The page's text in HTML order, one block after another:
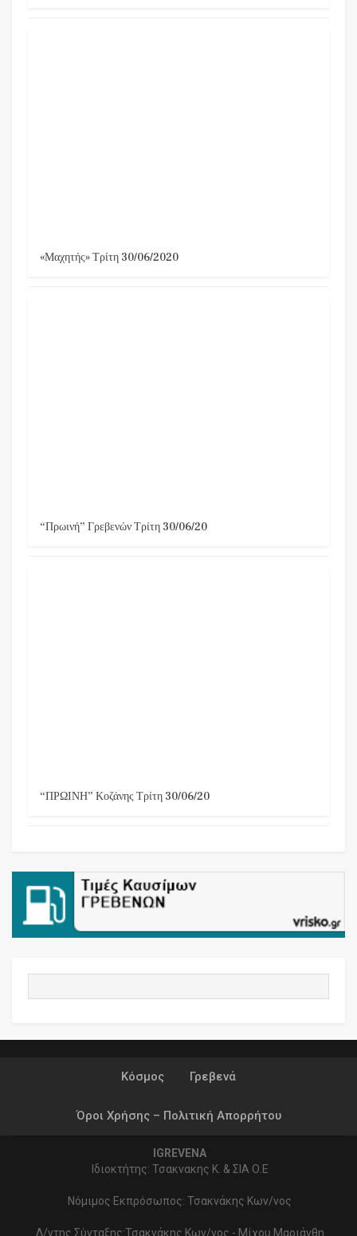
«Μαχητής» Τρίτη 30/06/2020
“Πρωινή” Γρεβενών Τρίτη 30/06/20
“ΠΡΩΙΝΗ” Κοζάνης Τρίτη 30/06/20
Κόσμος Γρεβενά
Όροι Χρήσης – Πολιτική Απορρήτου
IGREVENA
Ιδιοκτήτης: Τσακνακης Κ. & ΣΙΑ Ο.Ε
Νόμιμος Εκπρόσωπος: Τσακνάκης Κων/νος
Δ/ντης Σύνταξης:Τσακνάκης Κων/νος - Μίχου Μαριάνθη